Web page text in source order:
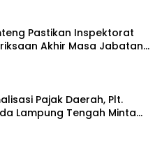
Pastikan Inspektorat
Akhir Masa Jabatan
Pajak Daerah, Plt.
Lampung Tengah Minta
Tingkatkan Inovasi dan